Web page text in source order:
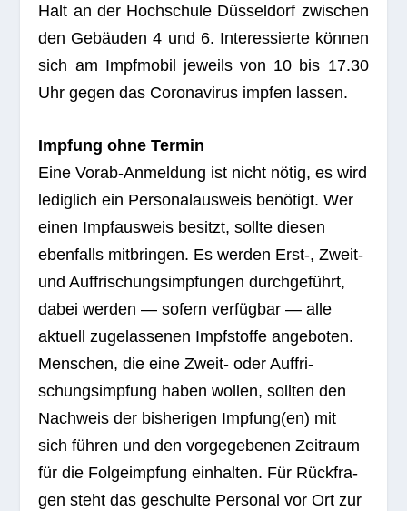
Halt an der Hoch­schule Düs­sel­dorf zwi­schen
den Gebäu­den 4 und 6. Inter­es­sierte kön­nen
sich am Impf­mo­bil jeweils von 10 bis 17.30
Uhr gegen das Coro­na­vi­rus imp­fen lassen.
Imp­fung ohne Termin
Eine Vorab-Anmel­dung ist nicht nötig, es wird
ledig­lich ein Per­so­nal­aus­weis benö­tigt. Wer
einen Impf­aus­weis besitzt, sollte die­sen
eben­falls mit­brin­gen. Es wer­den Erst‑, Zweit-
und Auf­fri­schungs­imp­fun­gen durch­ge­führt,
dabei wer­den — sofern ver­füg­bar — alle
aktu­ell zuge­las­se­nen Impf­stoffe ange­bo­ten.
Men­schen, die eine Zweit- oder Auf­fri­
schungs­imp­fung haben wol­len, soll­ten den
Nach­weis der bis­he­ri­gen Impfung(en) mit
sich füh­ren und den vor­ge­ge­be­nen Zeit­raum
für die Fol­ge­imp­fung ein­hal­ten. Für Rück­fra­
gen steht das geschulte Per­so­nal vor Ort zur